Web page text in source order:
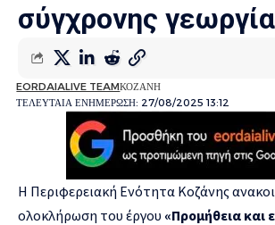
σύγχρονης
ΤΕΛΕΥΤΑΙΑ ΕΝΗΜΕΡΩΣΗ: 27/08/2025 13:12
EORDAIALIVE TEAMΚΟΖΑΝΗ
Η Περιφερειακή Ενότητα Κοζάνης
ολοκλήρωση του έργου «Προμήθεια και